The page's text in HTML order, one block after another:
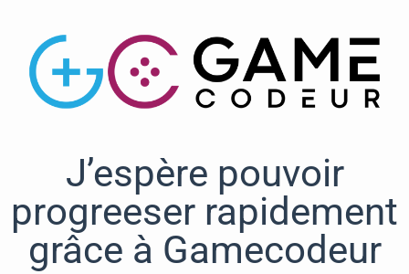
J’espère pouvoir
progreeser rapidement
grâce à Gamecodeur